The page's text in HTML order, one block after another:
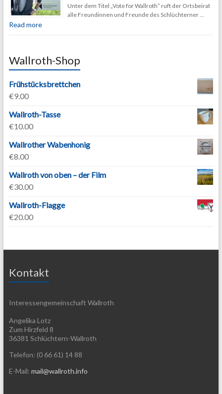
Unter dem Titel „Vote for Wallroth“ ruft der Ortsbeirat
alle Freundinnen und Freunde des Schlüchterner …
Read more
Wallroth-Shop
Frühstücksbrettchen
€9.00
Wallroth-Tasse
€10.00
Wallrother Wabenhonig
€8.00
Wallroth von oben – der Film
€30.00
Wallroth-Flagge
€20.00
Kontakt
Interessengemeinschaft Wallroth
Angelika Lotz
Zum Hirzfeld 8
36381 Schlüchtern-Wallroth
Telefon: (0 66 61) 14 88
E-Mail: mail@wallroth.info